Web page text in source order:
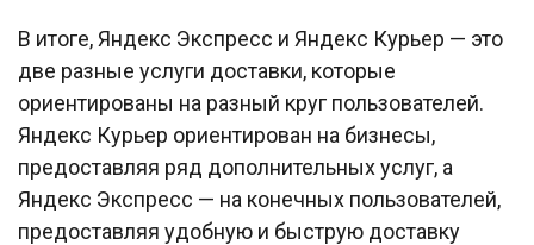
В итоге, Яндекс Экспресс и Яндекс Курьер — это
две разные услуги доставки, которые
ориентированы на разный круг пользователей.
Яндекс Курьер ориентирован на бизнесы,
предоставляя ряд дополнительных услуг, а
Яндекс Экспресс — на конечных пользователей,
предоставляя удобную и быструю доставку